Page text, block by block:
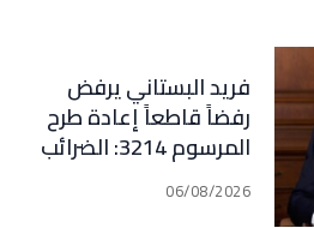
فريد البستاني يرفض
رفضاً قاطعاً إعادة طرح
المرسوم 3214: الضرائب
الجديدة تعرقل التعافي
الاقتصادي وتناقض
06/08/2026